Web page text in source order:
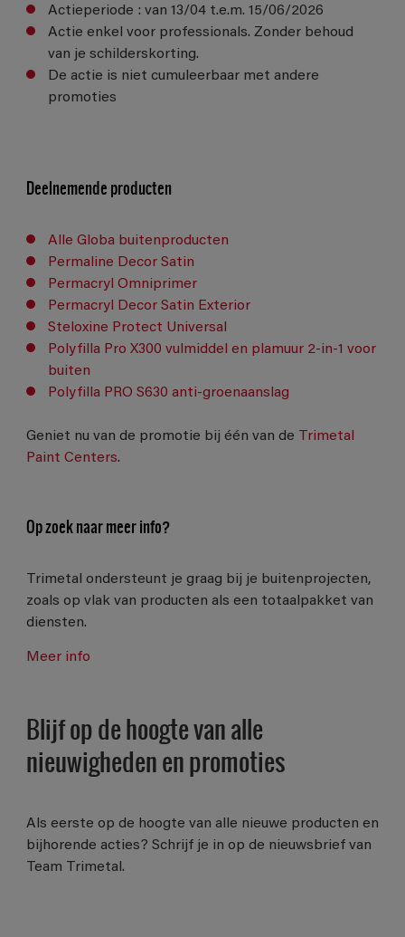
Actieperiode : van 13/04 t.e.m. 15/06/2026
Actie enkel voor professionals. Zonder behoud
van je schilderskorting.
De actie is niet cumuleerbaar met andere
promoties
Deelnemende producten
Alle Globa buitenproducten
Permaline Decor Satin
Permacryl Omniprimer
Permacryl Decor Satin Exterior
Steloxine Protect Universal
Polyfilla Pro X300 vulmiddel en plamuur 2-in-1 voor
buiten
Polyfilla PRO S630 anti-groenaanslag
Geniet nu van de promotie bij één van de
Trimetal
Paint Centers.
Op zoek naar meer info?
Trimetal ondersteunt je graag bij je buitenprojecten,
zoals op vlak van producten als een totaalpakket van
diensten.
Meer info
Blijf op de hoogte van alle
nieuwigheden en promoties
Als eerste op de hoogte van alle nieuwe producten en
bijhorende acties? Schrijf je in op de nieuwsbrief van
Team Trimetal.